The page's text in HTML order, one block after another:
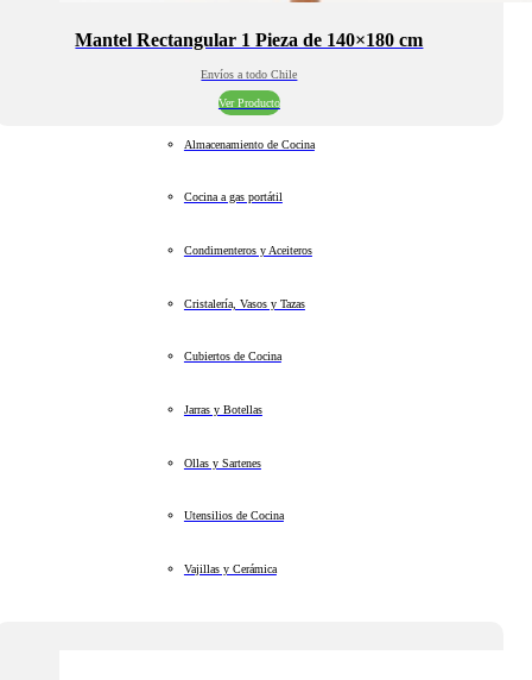
Mantel Rectangular 1 Pieza de 140×180 cm
Envíos a todo Chile
Ver Producto
Almacenamiento de Cocina
Cocina a gas portátil
Condimenteros y Aceiteros
Cristalería, Vasos y Tazas
Cubiertos de Cocina
Jarras y Botellas
Ollas y Sartenes
Utensilios de Cocina
Vajillas y Cerámica